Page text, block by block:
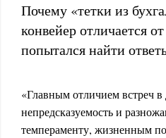
Почему «тетки из
конвейер отличается
попытался найти
«Главным отличием встреч
непредсказуемость и
темпераменту, жизненным